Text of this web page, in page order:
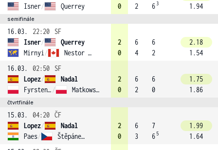
Isner/ Querrey
0
2
6 3
1.94
semifinále
16.03. 22:20
SF
Isner/
Querrey
Mirnyi / Nestor (2)
2
0
6
4
6
2
2.18
1.54
16.03.
02:50
SF
Lopez/
Nadal
Fyrstenberg / Matkowski (6)
2
0
6
2
6
0
1.75
1.86
čtvrtfinále
15.03. 04:20 ČF
Lopez/
Nadal
Paes/ Štěpánek (7)
2
0
6
3
7
6 5
1.99
1.64